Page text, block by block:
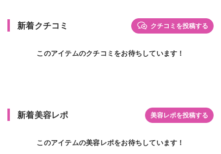
新着クチコミ クチコミを投稿する
このアイテムのクチコミをお待ちしています！
新着美容レポ 美容レポを投稿する
このアイテムの美容レポをお待ちしています！